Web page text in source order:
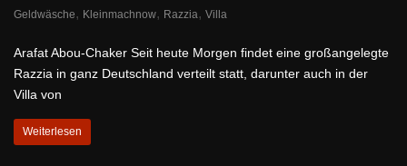
Geldwäsche, Kleinmachnow, Razzia, Villa
Arafat Abou-Chaker Seit heute Morgen findet eine großangelegte
Razzia in ganz Deutschland verteilt statt, darunter auch in der
Villa von
Weiterlesen